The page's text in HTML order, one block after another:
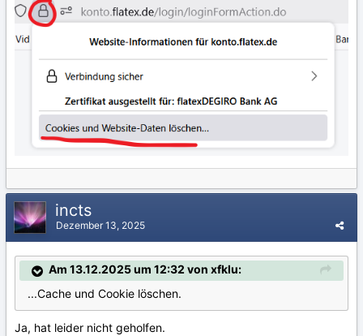
incts
Dezember 13, 2025
Am 13.12.2025 um 12:32 von xfklu:
...Cache und Cookie löschen.
Ja, hat leider nicht geholfen.